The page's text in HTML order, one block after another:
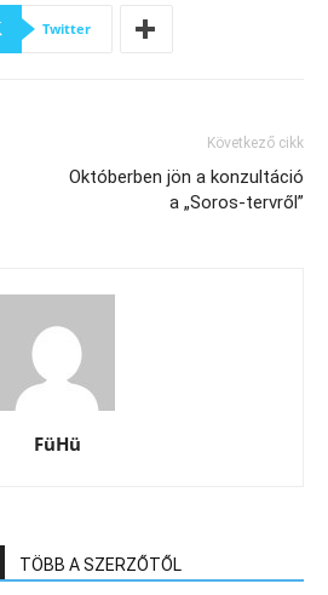
Twitter
Következő cikk
Októberben jön a konzultáció
a „Soros-tervről”
FüHü
TÖBB A SZERZŐTŐL